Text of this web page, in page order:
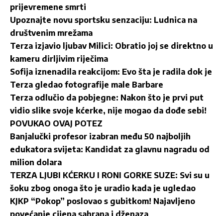
prijevremene smrti
Upoznajte novu sportsku senzaciju: Ludnica na
društvenim mrežama
Terza izjavio ljubav Milici: Obratio joj se direktno u
kameru dirljivim riječima
Sofija iznenadila reakcijom: Evo šta je radila dok je
Terza gledao fotografije male Barbare
Terza odlučio da pobjegne: Nakon što je prvi put
vidio slike svoje kćerke, nije mogao da dođe sebi!
POVUKAO OVAJ POTEZ
Banjalučki profesor izabran među 50 najboljih
edukatora svijeta: Kandidat za glavnu nagradu od
milion dolara
TERZA LJUBI KĆERKU I RONI GORKE SUZE: Svi su u
šoku zbog onoga što je uradio kada je ugledao
KJKP “Pokop” poslovao s gubitkom! Najavljeno